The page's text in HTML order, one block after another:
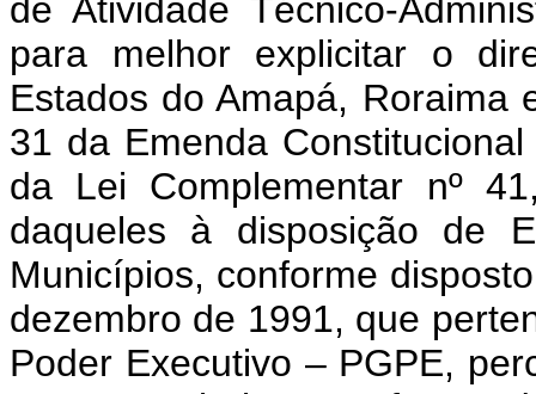
de Atividade Técnico-
para melhor explicitar o
Estados do Amapá, Roraima
31 da Emenda
da Lei Complementar nº
daqueles à disposição de
Municípios, conforme
dezembro de 1991, que
Poder Executivo – PGPE,